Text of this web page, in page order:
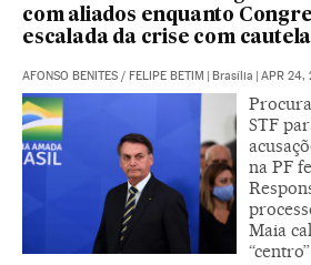
com aliados enquanto
escalada da crise com cautela
AFONSO BENITES / FELIPE BETIM Brasília APR 24,
STF
na PF
Maia